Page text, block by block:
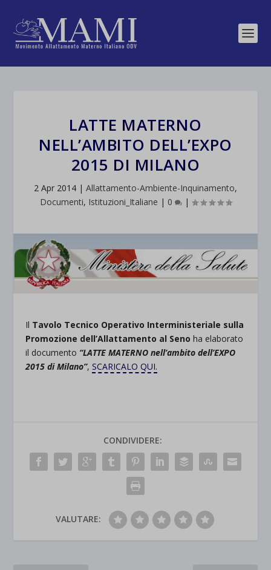
LATTE MATERNO
NELL’AMBITO DELL’EXPO
2015 DI MILANO
2 Apr 2014 | Allattamento-Ambiente-Inquinamento,
Documenti, Istituzioni_Italiane | 0 |
Il Tavolo Tecnico Operativo Interministeriale sulla
Promozione dell’Allattamento al Seno ha elaborato
il documento “LATTE MATERNO nell’ambito dell’EXPO
2015 di Milano”,SCARICALO QUI.
CONDIVIDERE:
VALUTARE: